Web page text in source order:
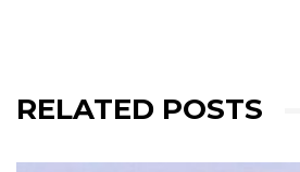
RELATED POSTS